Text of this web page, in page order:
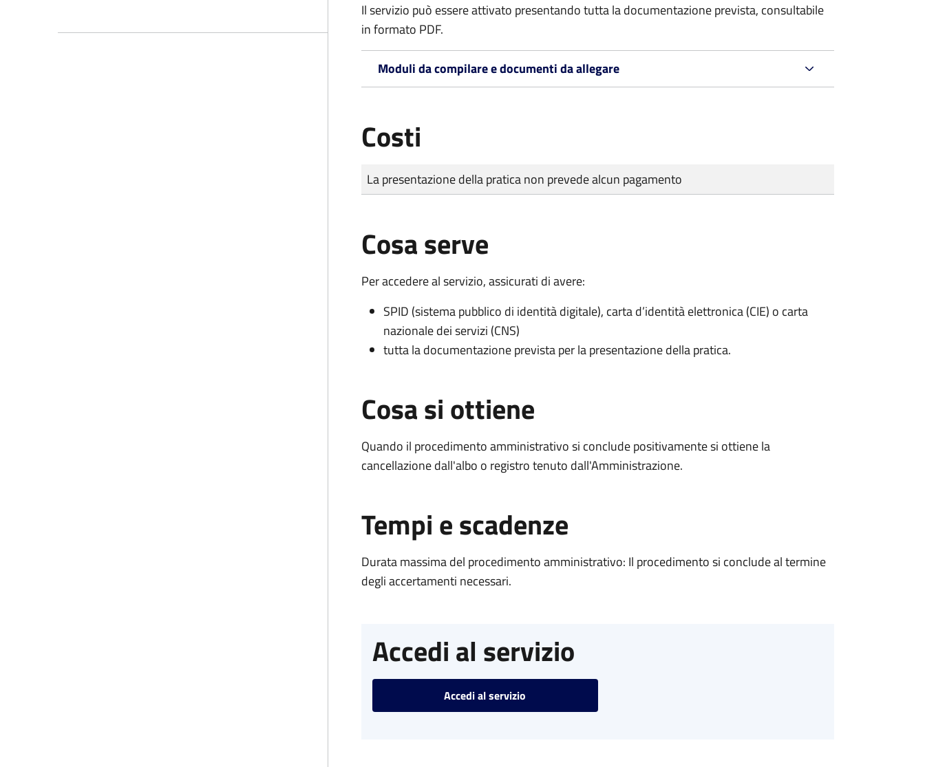
Il servizio può essere attivato presentando tutta la documentazione prevista, consultabile
in formato PDF.
Moduli da compilare e documenti da allegare
Costi
Tipo di pagamento
Importo
La presentazione della pratica non prevede alcun pagamento
Cosa serve
Per accedere al servizio, assicurati di avere:
SPID (sistema pubblico di identità digitale), carta d’identità elettronica (CIE) o carta
nazionale dei servizi (CNS)
tutta la documentazione prevista per la presentazione della pratica.
Cosa si ottiene
Quando il procedimento amministrativo si conclude positivamente si ottiene la
cancellazione dall'albo o registro tenuto dall'Amministrazione.
Tempi e scadenze
Durata massima del procedimento amministrativo: Il procedimento si conclude al termine
degli accertamenti necessari.
Accedi al servizio
Accedi al servizio